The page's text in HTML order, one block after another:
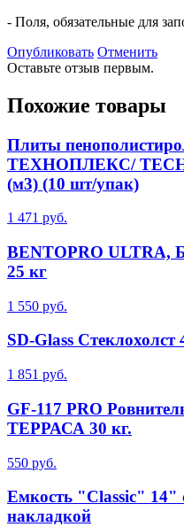
- Поля, обязательные для
Опубликовать Отменить
Оставьте отзыв первым.
Похожие товары
Плиты
ТЕХНОПЛЕКС/
(м3) (10 шт/упак)
1 471 руб.
BENTOPRO ULTRA,
25 кг
1 550 руб.
SD-Glass
1 851 руб.
GF-117 PRO
ТЕРРАСА 30 кг.
550 руб.
Емкость "Classic" 14"
накладкой